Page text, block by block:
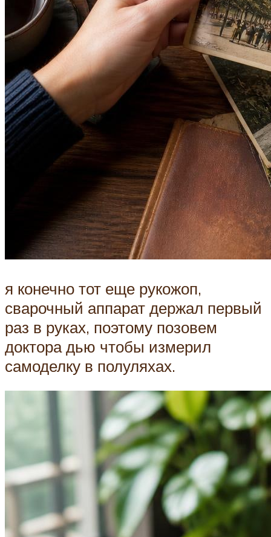
я конечно тот еще рукожоп,
сварочный аппарат держал первый
раз в руках, поэтому позовем
доктора дью чтобы измерил
самоделку в полуляхах.